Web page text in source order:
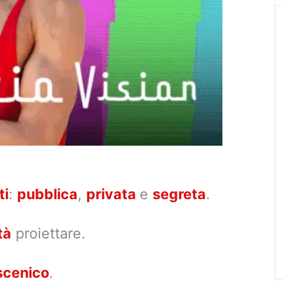
: pubblica, privata e segreta.
proiettare.
.